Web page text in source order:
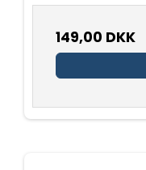
149,00 DKK